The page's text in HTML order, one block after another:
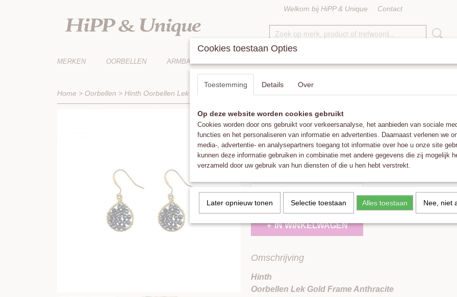
Welkom bij HiPP & Unique Contact
MERKEN OORBELLEN ARMBANDEN
Home > Oorbellen > Hinth Oorbellen Lek Gold Frame Anthracite
Hinth Oorbellen Lek Gold Frame
€ 15,00 (inclusief btw 21%)
✓ Op voorraad
IN WINKELWAGEN
Omschrijving
Hinth
Oorbellen Lek Gold Frame Anthracite
Cookies toestaan Opties
Toestemming Details Over
Op deze website worden cookies gebruikt
Cookies worden door ons gebruikt voor verkeersanalyse, het aanbieden van sociale
functies en het personaliseren van informatie en advertenties. Daarnaast verlenen we
media-, advertentie- en analysepartners toegang tot informatie over hoe u onze site
kunnen deze informatie gebruiken in combinatie met andere gegevens die zij mogelijk
verzameld door uw gebruik van hun diensten of die u hen hebt verstrekt.
Later opnieuw tonen Selectie toestaan Alles toestaan Nee, niet